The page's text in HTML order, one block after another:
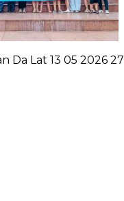
Da Lat 13 05 2026 27